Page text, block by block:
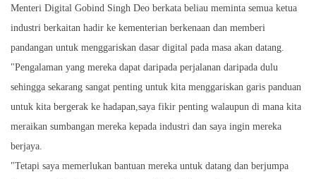
Menteri Digital Gobind Singh Deo berkata beliau meminta semua ketua
industri berkaitan hadir ke kementerian berkenaan dan memberi
pandangan untuk menggariskan dasar digital pada masa akan datang.
"Pengalaman yang mereka dapat daripada perjalanan daripada dulu
sehingga sekarang sangat penting untuk kita menggariskan garis panduan
untuk kita bergerak ke hadapan,saya fikir penting walaupun di mana kita
meraikan sumbangan mereka kepada industri dan saya ingin mereka
berjaya.
"Tetapi saya memerlukan bantuan mereka untuk datang dan berjumpa